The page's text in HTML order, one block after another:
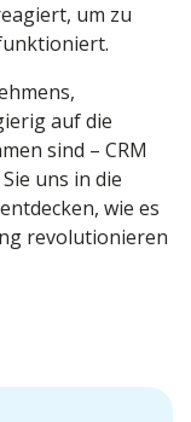
um zu
auf die
sind – CRM
uns in die
wie es
revolutionieren